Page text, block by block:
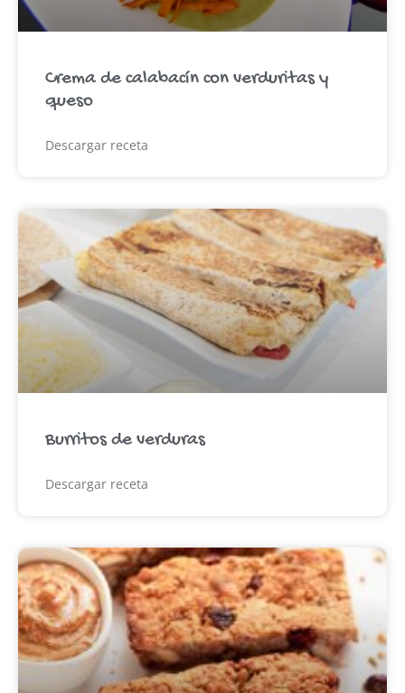
Crema de calabacín con verduritas y
queso
Descargar receta
Burritos de verduras
Descargar receta